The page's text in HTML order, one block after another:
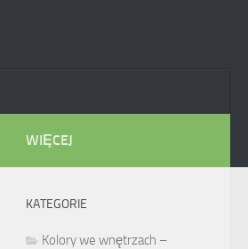
WIĘCEJ
KATEGORIE
Kolory we wnętrzach –